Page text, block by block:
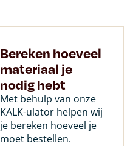
Bereken hoeveel
materiaal je
nodig hebt
Met behulp van onze
KALK-ulator helpen wij
je bereken hoeveel je
moet bestellen.